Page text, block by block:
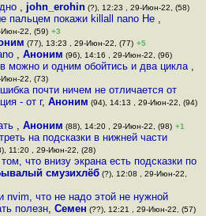
, john_erohin (?), 12:23 , 29-Июн-22, (58)
пальцем покажи killall nano Не ,
22, (59) +3
(77), 13:23 , 29-Июн-22, (77) +5
, Аноним (96), 14:16 , 29-Июн-22, (96)
можно и одним обойтись и два цикла ,
22, (73)
почти ничем не отличается от
- от г, Аноним (94), 14:13 , 29-Июн-22, (94)
,Аноним (88), 14:20 , 29-Июн-22, (98) +1
на подсказки в нижней части
11:20 , 29-Июн-22, (28)
что внизу экрана есть подсказки по
смузихлёб(?), 12:08 , 29-Июн-22,
что не надо этой не нужной
полезн,Семен (??), 12:21 , 29-Июн-22, (57)